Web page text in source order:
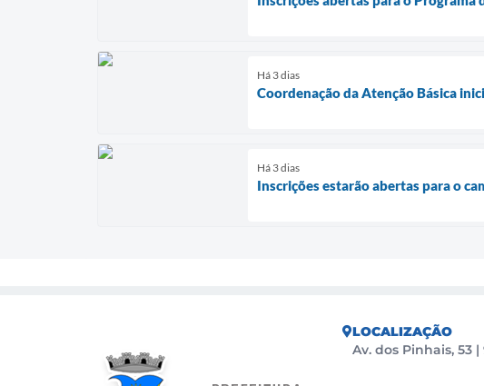
Há 3 dias
Coordenação da Atenção Básica
Há 3 dias
Inscrições estarão abertas para o
LOCALIZAÇÃO
Av. dos Pinhais, 53 |